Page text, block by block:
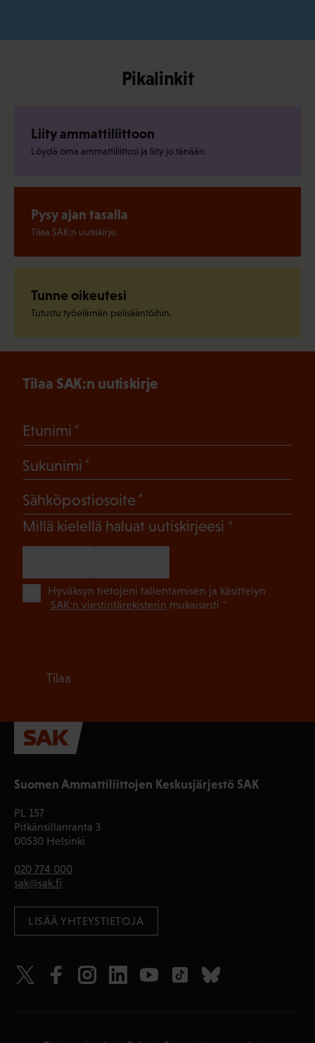
Pikalinkit
Liity ammattiliittoon
Löydä oma ammattiliittosi ja liity jo tänään.
Pysy ajan tasalla
Tilaa SAK:n uutiskirje.
Tunne oikeutesi
Tutustu työelämän pelisääntöihin.
Suomen Ammattiliittojen Keskusjärjestö SAK
PL 157
Pitkänsillanranta 3
00530 Helsinki
020 774 000
sak@sak.fi
LISÄÄ YHTEYSTIETOJA
Tilaa SAK:n uutiskirje
Etunimi
Sukunimi
Sähköpostiosoite
Millä kielellä haluat uutiskirjeesi (Pakollinen)
Hyväksyn tietojeni tallentamisen ja käsittelyn
SAK:n viestintärekisterin mukaisesti *
Tilaa